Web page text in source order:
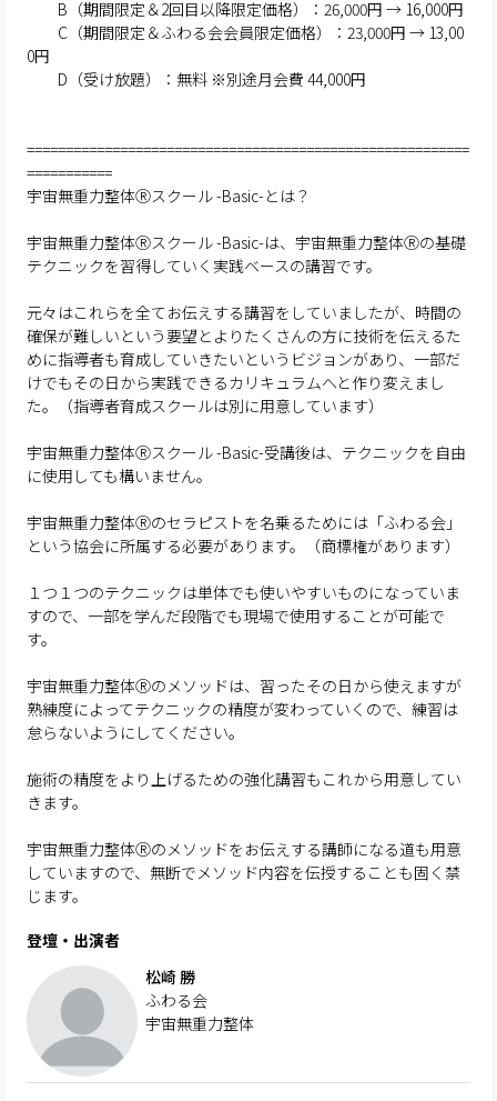
B（期間限定＆2回目以降限定価格）：26,000円 → 16,000円
C（期間限定＆ふわる会会員限定価格）：23,000円 → 13,00
0円
D（受け放題）：無料 ※別途月会費 44,000円
=========================================================
===========
宇宙無重力整体Ⓡスクール -Basic-とは？
宇宙無重力整体Ⓡスクール -Basic-は、宇宙無重力整体Ⓡの基礎
テクニックを習得していく実践ベースの講習です。
元々はこれらを全てお伝えする講習をしていましたが、時間の
確保が難しいという要望とよりたくさんの方に技術を伝えるた
めに指導者も育成していきたいというビジョンがあり、一部だ
けでもその日から実践できるカリキュラムへと作り変えまし
た。（指導者育成スクールは別に用意しています）
宇宙無重力整体Ⓡスクール -Basic-受講後は、テクニックを自由
に使用しても構いません。
宇宙無重力整体Ⓡのセラピストを名乗るためには「ふわる会」
という協会に所属する必要があります。（商標権があります）
１つ１つのテクニックは単体でも使いやすいものになっていま
すので、一部を学んだ段階でも現場で使用することが可能で
す。
宇宙無重力整体Ⓡのメソッドは、習ったその日から使えますが
熟練度によってテクニックの精度が変わっていくので、練習は
怠らないようにしてください。
施術の精度をより上げるための強化講習もこれから用意してい
きます。
宇宙無重力整体Ⓡのメソッドをお伝えする講師になる道も用意
していますので、無断でメソッド内容を伝授することも固く禁
じます。
登壇・出演者
松崎 勝
ふわる会
宇宙無重力整体